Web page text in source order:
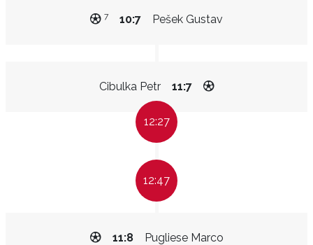
Pešek Gustav
10:7
7
Cibulka Petr 11:7
12:27
12:47
Pugliese Marco
11:8